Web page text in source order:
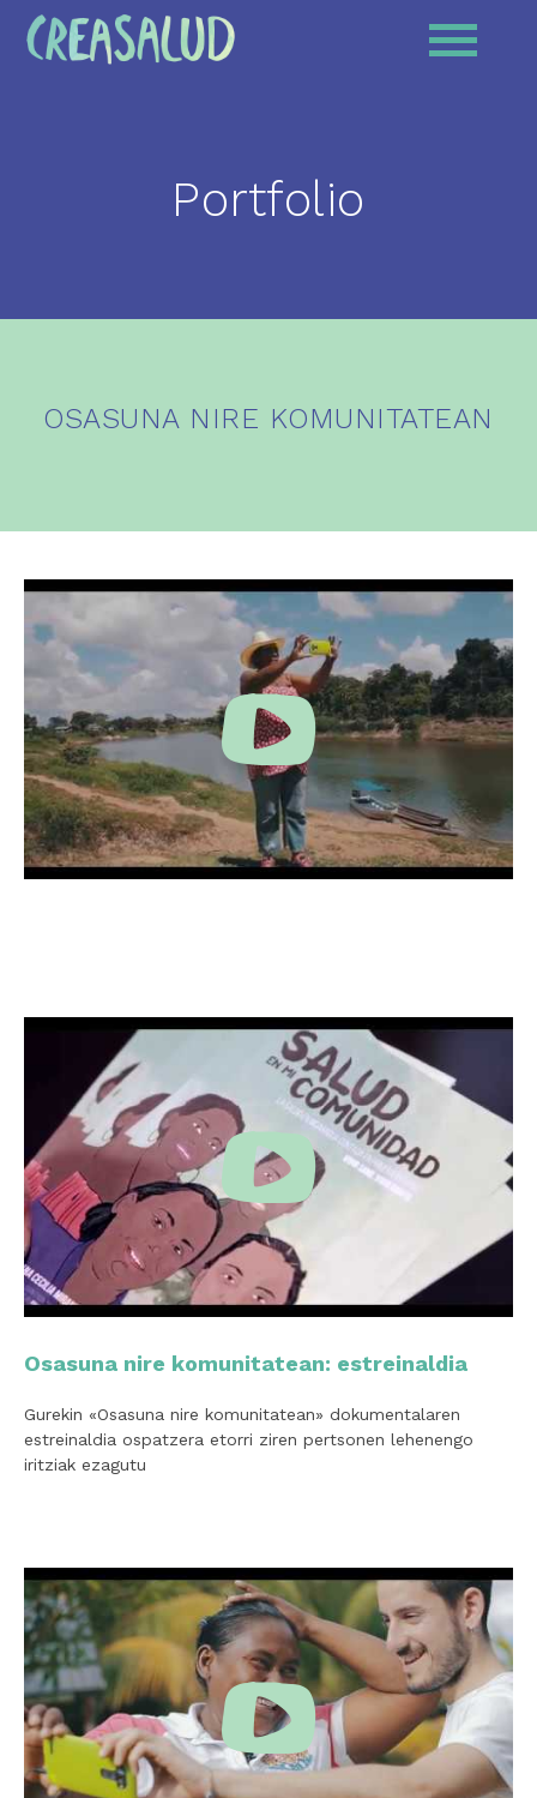
Portfolio
OSASUNA NIRE KOMUNITATEAN
Osasuna nire komunitatean: estreinaldia
Gurekin «Osasuna nire komunitatean» dokumentalaren
estreinaldia ospatzera etorri ziren pertsonen lehenengo
iritziak ezagutu